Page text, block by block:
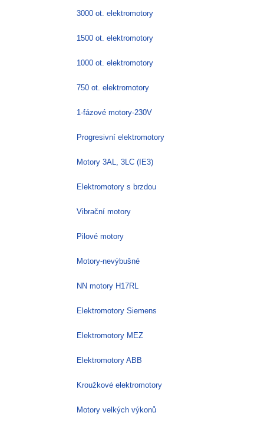
3000 ot. elektromotory
1500 ot. elektromotory
1000 ot. elektromotory
750 ot. elektromotory
1-fázové motory-230V
Progresivní elektromotory
Motory 3AL, 3LC (IE3)
Elektromotory s brzdou
Vibrační motory
Pilové motory
Motory-nevýbušné
NN motory H17RL
Elektromotory Siemens
Elektromotory MEZ
Elektromotory ABB
Kroužkové elektromotory
Motory velkých výkonů